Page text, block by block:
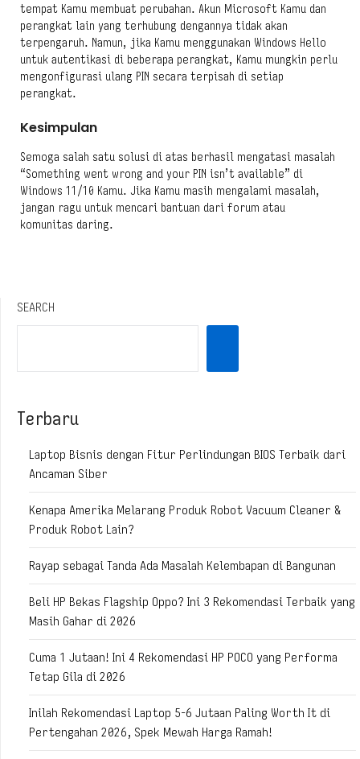
tempat Kamu membuat perubahan. Akun Microsoft Kamu dan
perangkat lain yang terhubung dengannya tidak akan
terpengaruh. Namun, jika Kamu menggunakan Windows Hello
untuk autentikasi di beberapa perangkat, Kamu mungkin perlu
mengonfigurasi ulang PIN secara terpisah di setiap
perangkat.
Kesimpulan
Semoga salah satu solusi di atas berhasil mengatasi masalah
“Something went wrong and your PIN isn’t available” di
Windows 11/10 Kamu. Jika Kamu masih mengalami masalah,
jangan ragu untuk mencari bantuan dari forum atau
komunitas daring.
SEARCH
Terbaru
Laptop Bisnis dengan Fitur Perlindungan BIOS Terbaik dari
Ancaman Siber
Kenapa Amerika Melarang Produk Robot Vacuum Cleaner &
Produk Robot Lain?
Rayap sebagai Tanda Ada Masalah Kelembapan di Bangunan
Beli HP Bekas Flagship Oppo? Ini 3 Rekomendasi Terbaik yang
Masih Gahar di 2026
Cuma 1 Jutaan! Ini 4 Rekomendasi HP POCO yang Performa
Tetap Gila di 2026
Inilah Rekomendasi Laptop 5-6 Jutaan Paling Worth It di
Pertengahan 2026, Spek Mewah Harga Ramah!